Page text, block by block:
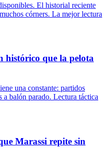
El historial reciente
córners. La mejor lectura
histórico que la pelota
una constante: partidos
a balón parado. Lectura táctica
Marassi repite sin